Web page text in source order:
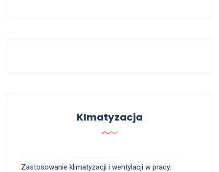
Klmatyzacja
Zastosowanie klimatyzacji i wentylacji w pracy.